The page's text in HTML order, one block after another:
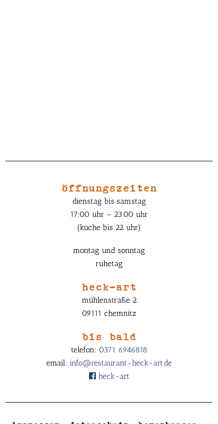
öffnungszeiten
dienstag bis samstag
17:00 uhr – 23.00 uhr
(küche bis 22 uhr)
montag und sonntag
ruhetag
heck-art
mühlenstraße 2
09111 chemnitz
bis bald
telefon: 0371 6946818
email: info@restaurant-heck-art.de
heck-art